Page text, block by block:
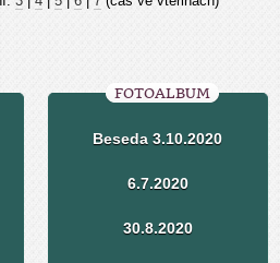
FOTOALBUM
Beseda 3.10.2020
6.7.2020
30.8.2020